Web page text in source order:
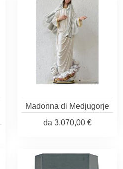
Madonna di Medjugorje
da 3.070,00 €